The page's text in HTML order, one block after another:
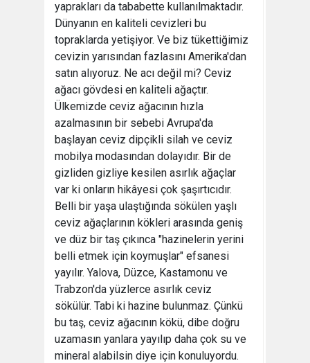
yaprakları da tababette kullanılmaktadır.
Dünyanın en kaliteli cevizleri bu
topraklarda yetişiyor. Ve biz tükettiğimiz
cevizin yarısından fazlasını Amerika'dan
satın alıyoruz. Ne acı değil mi? Ceviz
ağacı gövdesi en kaliteli ağaçtır.
Ülkemizde ceviz ağacının hızla
azalmasının bir sebebi Avrupa'da
başlayan ceviz dipçikli silah ve ceviz
mobilya modasından dolayıdır. Bir de
gizliden gizliye kesilen asırlık ağaçlar
var ki onların hikâyesi çok şaşırtıcıdır.
Belli bir yaşa ulaştığında sökülen yaşlı
ceviz ağaçlarının kökleri arasında geniş
ve düz bir taş çıkınca "hazinelerin yerini
belli etmek için koymuşlar" efsanesi
yayılır. Yalova, Düzce, Kastamonu ve
Trabzon'da yüzlerce asırlık ceviz
sökülür. Tabi ki hazine bulunmaz. Çünkü
bu taş, ceviz ağacının kökü, dibe doğru
uzamasın yanlara yayılıp daha çok su ve
mineral alabilsin diye için konuluyordu.